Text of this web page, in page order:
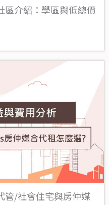
區介紹：學區與低總價
管/社會住宅與房仲媒